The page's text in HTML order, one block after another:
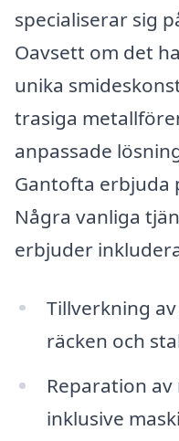
specialiserar sig
Oavsett om det
unika
trasiga
anpassade
Gantofta erbjuda
Några vanliga
erbjuder
Tillverkning
räcken och
Reparation
inklusive